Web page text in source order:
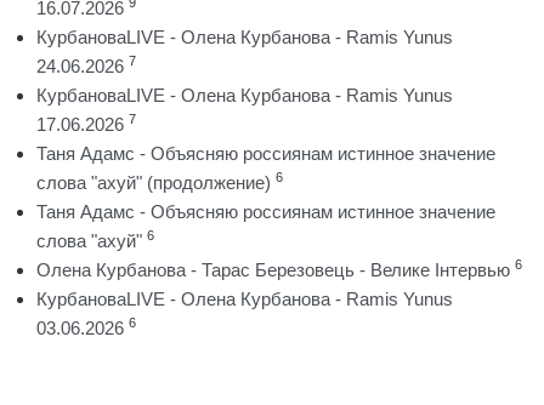
16.07.2026
КурбановаLIVE - Олена Курбанова - Ramis Yunus
24.06.2026 7
КурбановаLIVE - Олена Курбанова - Ramis Yunus
17.06.2026 7
Таня Адамс - Объясняю россиянам истинное значение
слова "ахуй" (продолжение) 6
Таня Адамс - Объясняю россиянам истинное значение
слова "ахуй" 6
Олена Курбанова - Тарас Березовець - Велике Інтервью 6
КурбановаLIVE - Олена Курбанова - Ramis Yunus
03.06.2026 6